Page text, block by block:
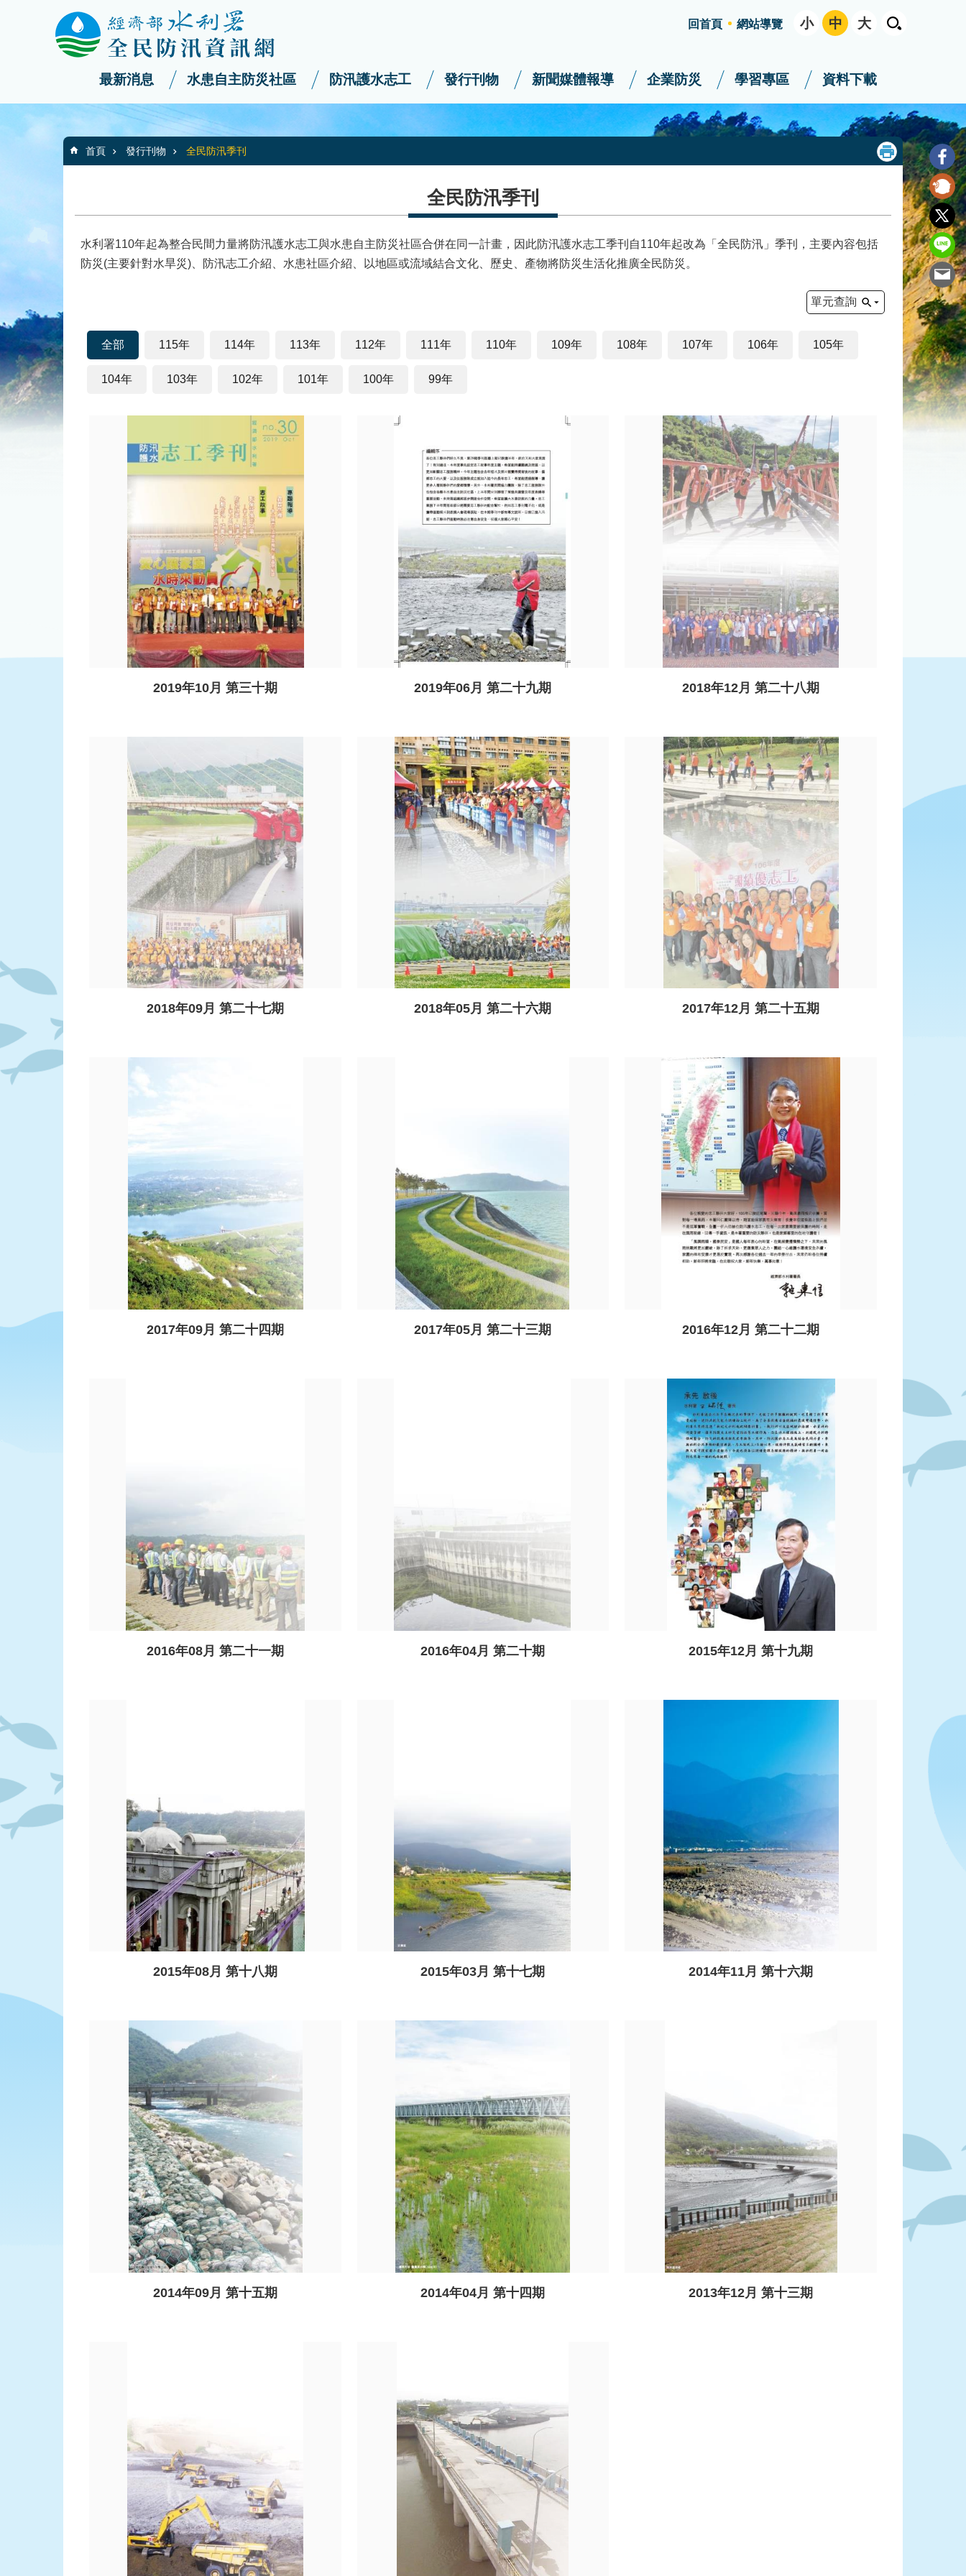
跳到主要內容區塊
回首頁
網站導覽 小 中 大
最新消息 水患自主防災社區 防汛護水志工 發行刊物 新聞媒體報導 企業防災 學習專區 資料下載
:::
首頁 發行刊物 全民防汛季刊
全民防汛季刊
水利署110年起為整合民間力量將防汛護水志工與水患自主防災社區合併在同一計畫，因此防汛護水志工季刊自110年起改為「全民防汛」季刊，主要內容包括
防災(主要針對水旱災)、防汛志工介紹、水患社區介紹、以地區或流域結合文化、歷史、產物將防災生活化推廣全民防災。
單元查詢
全部 115年 114年 113年 112年 111年 110年 109年 108年 107年 106年 105年
104年 103年 102年 101年 100年 99年
2019年10月 第三十期 2019年06月 第二十九期 2018年12月 第二十八期
2018年09月 第二十七期 2018年05月 第二十六期 2017年12月 第二十五期
2017年09月 第二十四期 2017年05月 第二十三期 2016年12月 第二十二期
2016年08月 第二十一期 2016年04月 第二十期 2015年12月 第十九期
2015年08月 第十八期 2015年03月 第十七期 2014年11月 第十六期
2014年09月 第十五期 2014年04月 第十四期 2013年12月 第十三期